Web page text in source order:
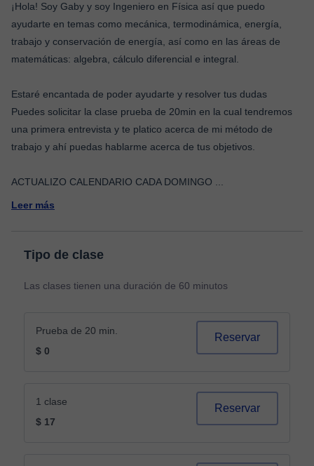
¡Hola! Soy Gaby y soy Ingeniero en Física así que puedo
ayudarte en temas como mecánica, termodinámica, energía,
trabajo y conservación de energía, así como en las áreas de
matemáticas: algebra, cálculo diferencial e integral.
Estaré encantada de poder ayudarte y resolver tus dudas
Puedes solicitar la clase prueba de 20min en la cual tendremos
una primera entrevista y te platico acerca de mi método de
trabajo y ahí puedas hablarme acerca de tus objetivos.
ACTUALIZO CALENDARIO CADA DOMINGO
Leer más
Tipo de clase
Las clases tienen una duración de 60 minutos
Prueba de 20 min.
$ 0
Reservar
1 clase
$ 17
Reservar